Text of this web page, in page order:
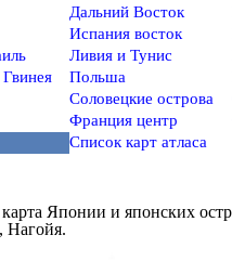
Дальний Восток
Испания восток
Ливия и Тунис
Польша
Соловецкие острова
Франция центр
Список карт атласа
Японии и японских
Нагойя.